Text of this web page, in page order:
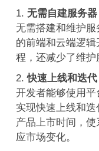
无需自建服务器
无需搭建和维护
的前端和云端逻
程，还减少了维护
快速上线和迭代
开发者能够使用平
实现快速上线和
产品上市时间，
应市场变化。